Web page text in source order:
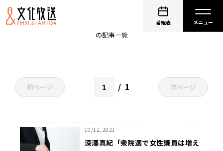
番組表
の記事一覧
前ページ 1 次ページ
10/12, 2021
深澤真紀「衆院選で女性議員は増え